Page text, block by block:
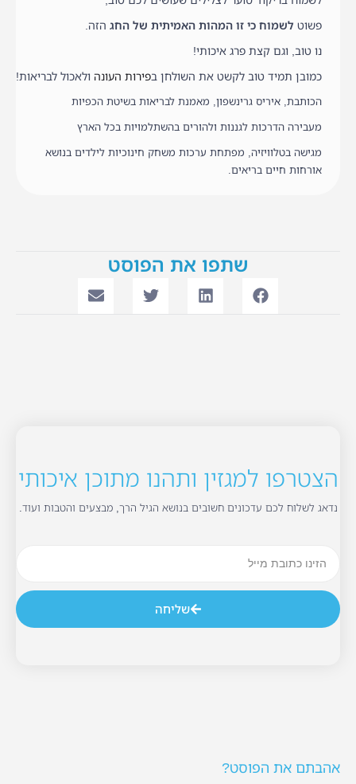
פשוט לשמוח כי זו המהות האמיתית של החגהזה.
נו טוב, וגם קצת פרג איכותי!
כמובן תמיד טוב לקשט את השולחן בפירות העונהולאכול לבריאות!
הכותבת, איריס גרינשפון, מאמנת לבריאות בשיטת הכפיות
מעבירה הדרכות לגננות ולהורים בהשתלמויות בכל הארץ
מגישה בטלוויזיה, מפתחת ערכות משחק חינוכיות לילדים בנושא
אורחות חיים בריאים.
שתפו את הפוסט
הצטרפו למגזין ותהנו מתוכן איכותי
נדאג לשלוח לכם עדכונים חשובים בנושא הגיל הרך, מבצעים והטבות ועוד.
שליחה
אהבתם את הפוסט?